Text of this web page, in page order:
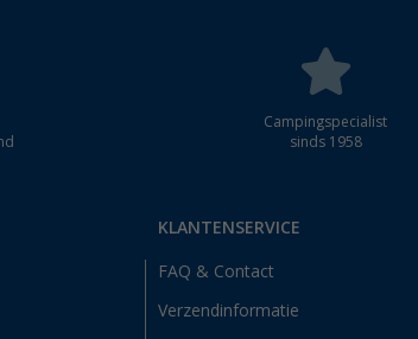
Campingspecialist
sinds 1958
KLANTENSERVICE
FAQ & Contact
Verzendinformatie